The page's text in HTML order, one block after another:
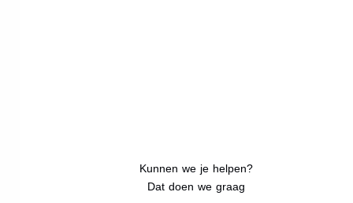
Kunnen we je helpen?
Dat doen we graag